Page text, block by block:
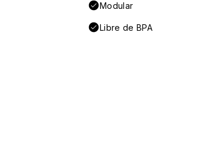
Modular
Libre de BPA